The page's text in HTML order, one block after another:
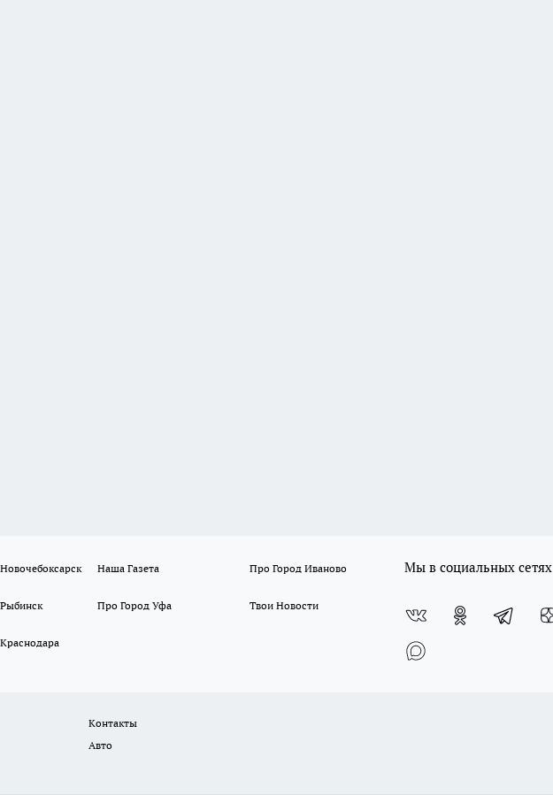
Наша Газета Про Город Иваново
Про Город Уфа Твои Новости
Мы в социальных сетях
Контакты
Авто